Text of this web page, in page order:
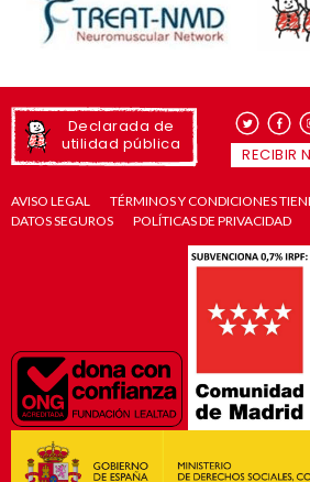
Declarada de
utilidad pública
RECIBIR
AVISO LEGAL
TÉRMINOS Y CONDICIONES
DATOS SEGUROS
POLÍTICAS DE PRIVACIDAD